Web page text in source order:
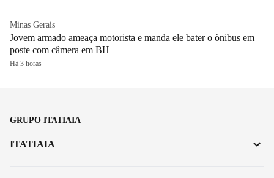
Minas Gerais
Jovem armado ameaça motorista e manda ele bater o ônibus em
poste com câmera em BH
Há 3 horas
GRUPO ITATIAIA
ITATIAIA